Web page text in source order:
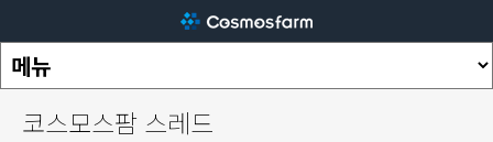
코스모스팜 스레드